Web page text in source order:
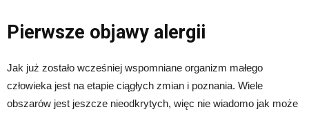
Pierwsze objawy alergii
Jak już zostało wcześniej wspomniane organizm małego
człowieka jest na etapie ciągłych zmian i poznania. Wiele
obszarów jest jeszcze nieodkrytych, więc nie wiadomo jak może